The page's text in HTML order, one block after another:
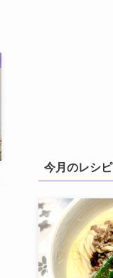
今月のレシピ